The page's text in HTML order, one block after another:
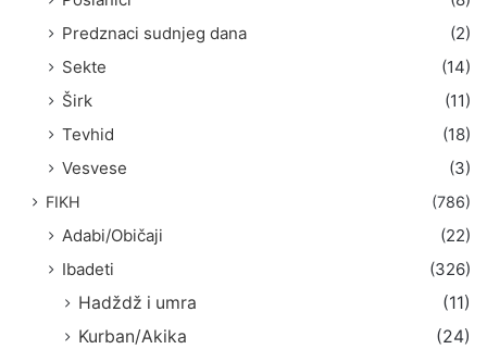
Predznaci sudnjeg dana
(2)
Sekte
(14)
Širk
(11)
Tevhid
(18)
Vesvese
(3)
FIKH (786)
Adabi/Običaji
(22)
Ibadeti
(326)
Hadždž i umra
(11)
Kurban/Akika
(24)